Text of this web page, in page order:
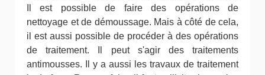
Il est possible de faire des opérations de
nettoyage et de démoussage. Mais à côté de cela,
il est aussi possible de procéder à des opérations
de traitement. Il peut s'agir des traitements
antimousses. Il y a aussi les travaux de traitement